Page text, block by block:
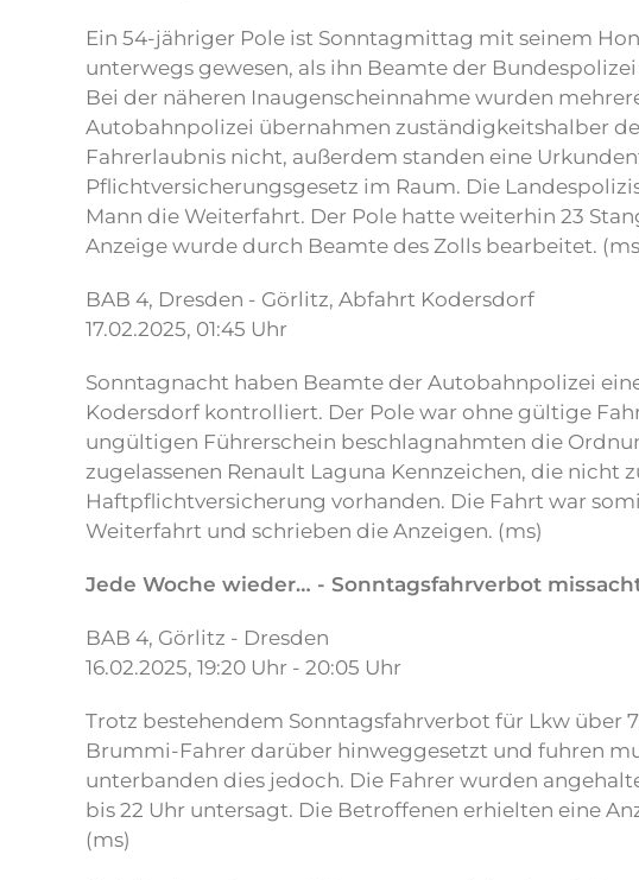
Ein 54-jähriger Pole ist Sonntagmittag mit seinem
unterwegs gewesen, als ihn Beamte der
Bei der näheren Inaugenscheinnahme wurden
Autobahnpolizei übernahmen zuständigkeitshalber
Fahrerlaubnis nicht, außerdem standen eine
Pflichtversicherungsgesetz im Raum. Die
Mann die Weiterfahrt. Der Pole hatte weiterhin 23
Anzeige wurde durch Beamte des Zolls bearbeitet.
BAB 4, Dresden - Görlitz, Abfahrt Kodersdorf
17.02.2025, 01:45 Uhr
Sonntagnacht haben Beamte der Autobahnpolizei
Kodersdorf kontrolliert. Der Pole war ohne gültige
ungültigen Führerschein beschlagnahmten die
zugelassenen Renault Laguna Kennzeichen, die nicht
Haftpflichtversicherung vorhanden. Die Fahrt war
Weiterfahrt und schrieben die Anzeigen. (ms)
Jede Woche wieder… - Sonntagsfahrverbot
BAB 4, Görlitz - Dresden
16.02.2025, 19:20 Uhr - 20:05 Uhr
Trotz bestehendem Sonntagsfahrverbot für Lkw über
Brummi-Fahrer darüber hinweggesetzt und fuhren
unterbanden dies jedoch. Die Fahrer wurden
bis 22 Uhr untersagt. Die Betroffenen erhielten eine
(ms)